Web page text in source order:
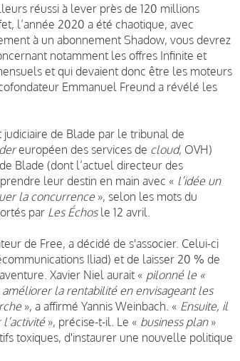
réussi à lever près de 120 millions
l’année 2020 a été chaotique, avec
à un abonnement Shadow, vous devrez
notamment les offres Infinite et
et qui devaient donc être les moteurs
Emmanuel Freund a révélé les
de Blade par le tribunal de
européen des services de cloud, OVH)
Blade (dont l’actuel directeur des
leur destin en main avec « l’idée un
la concurrence », selon les mots du
par Les Échosle 12 avril.
de Free, a décidé de s'associer. Celui-ci
Iliad) et de laisser 20 % de
Xavier Niel aurait « pilonné le «
la rentabilité en envisageant les
», a affirmé Yannis Weinbach. « Ensuite, il
», précise-t-il. Le « business plan»
toxiques, d'instaurer une nouvelle politique